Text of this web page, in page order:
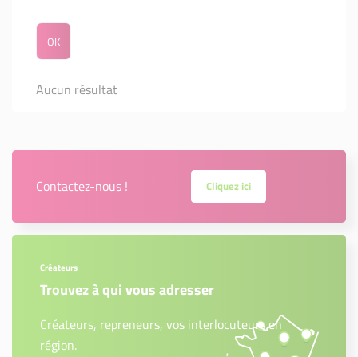
Aucun résultat
Contactez-nous ! Cliquez ici
Créateurs
Trouvez à qui vous adresser
Créateurs, repreneurs, vos interlocuteurs en
région.